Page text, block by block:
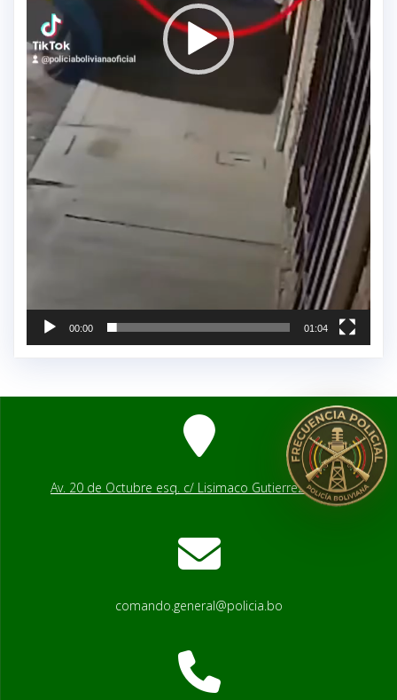
00:00 01:04
Av. 20 de Octubre esq. c/ Lisimaco Gutierrez # 2541
comando.general@policia.bo